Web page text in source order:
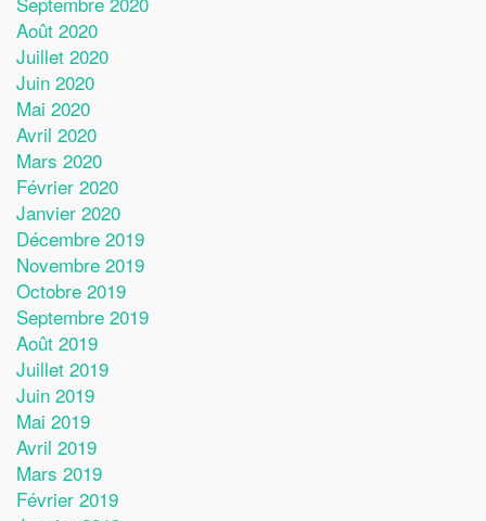
Août 2020
Juillet 2020
Juin 2020
Mai 2020
Avril 2020
Mars 2020
Février 2020
Janvier 2020
Décembre 2019
Novembre 2019
Octobre 2019
Septembre 2019
Août 2019
Juillet 2019
Juin 2019
Mai 2019
Avril 2019
Mars 2019
Février 2019